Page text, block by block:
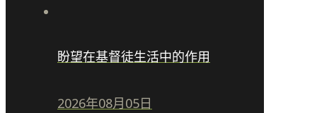
盼望在基督徒生活中的作用
2026年08月05日